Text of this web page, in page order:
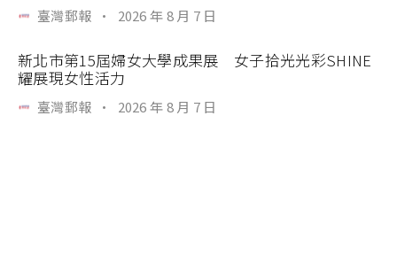
臺灣郵報 · 2026 年 8 月 7 日
新北市第15屆婦女大學成果展 女子拾光光彩SHINE
耀展現女性活力
臺灣郵報 · 2026 年 8 月 7 日